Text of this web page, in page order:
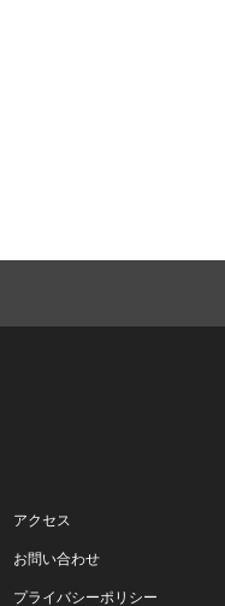
アクセス
お問い合わせ
プライバシーポリシー